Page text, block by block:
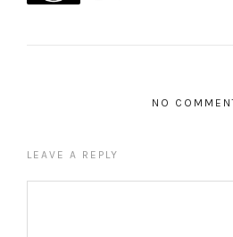
NO
LEAVE A REPLY